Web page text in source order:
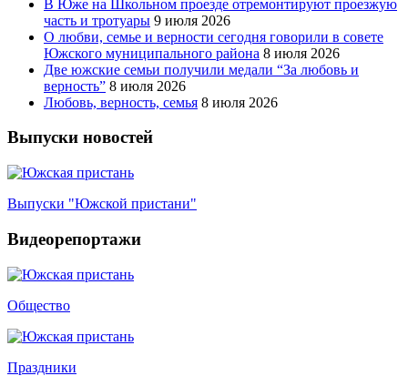
В Юже на Школьном проезде отремонтируют проезжую
часть и тротуары 9 июля 2026
О любви, семье и верности сегодня говорили в совете
Южского муниципального района 8 июля 2026
Две южские семьи получили медали “За любовь и
верность” 8 июля 2026
Любовь, верность, семья 8 июля 2026
Выпуски новостей
Выпуски "Южской пристани"
Видеорепортажи
Общество
Праздники